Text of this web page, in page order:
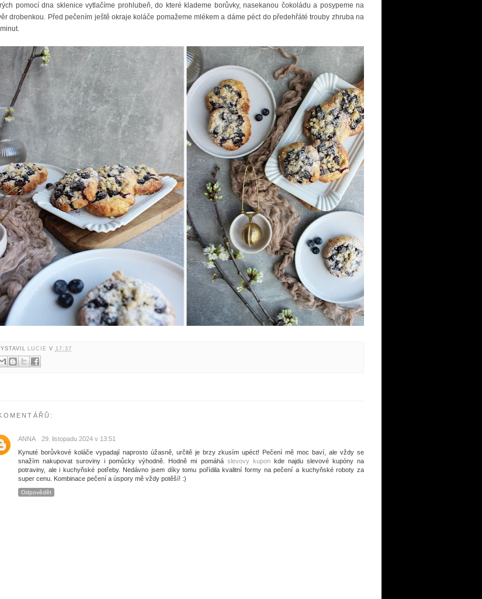
pomocí dna sklenice vytlačíme prohlubeň, do které klademe borůvky, nasekanou čokoládu a posypeme na
drobenkou. Před pečením ještě okraje koláče pomažeme mlékem a dáme péct do předehřáté trouby zhruba na
LUCIEV 17:37
ANNA
29. listopadu 2024 v 13:51
Kynuté borůvkové koláče vypadají naprosto úžasně, určitě je brzy zkusím upéct! Pečení mě moc baví, ale vždy se
snažím nakupovat suroviny i pomůcky výhodně. Hodně mi pomáhá slevovy kuponkde najdu slevové kupóny na
potraviny, ale i kuchyňské potřeby. Nedávno jsem díky tomu pořídila kvalitní formy na pečení a kuchyňské roboty za
super cenu. Kombinace pečení a úspory mě vždy potěší! :)
Odpovědět